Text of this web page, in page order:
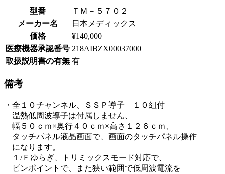
型番
ＴＭ－５７０２
メーカー名
日本メディックス
価格
¥140,000
医療機器承認番号 218AIBZX00037000
取扱説明書の有無 有
備考
・全１０チャンネル、ＳＳＰ導子 １０組付
温熱低周波導子は付属しません、
幅５０ｃｍ×奥行４０ｃｍ×高さ１２６ｃｍ、
タッチパネル液晶画面で、画面のタッチパネル操作
になります。
１/Ｆゆらぎ、トリミックスモード対応で、
ピンポイントで、また狭い範囲で低周波電流を